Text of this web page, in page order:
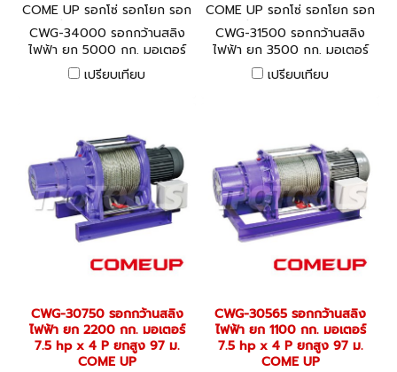
COME UP รอกโซ่ รอกโยก รอก
ถ่วง CWG-34000
CWG-34000 รอกกว้านสลิง
ไฟฟ้า ยก 5000 กก. มอเตอร์
15 hp x 4 P ยกสูง 192 ม.
COME UP
เปรียบเทียบ
COME UP รอกโซ่ รอกโยก รอก
ถ่วง CWG-31500
CWG-31500 รอกกว้านสลิง
ไฟฟ้า ยก 3500 กก. มอเตอร์
5.5 hp x 6 P ยกสูง 144 ม.
COME UP
เปรียบเทียบ
CWG-30750 รอกกว้านสลิง
ไฟฟ้า ยก 2200 กก. มอเตอร์
7.5 hp x 4 P ยกสูง 97 ม.
COME UP
CWG-30565 รอกกว้านสลิง
ไฟฟ้า ยก 1100 กก. มอเตอร์
7.5 hp x 4 P ยกสูง 97 ม.
COME UP